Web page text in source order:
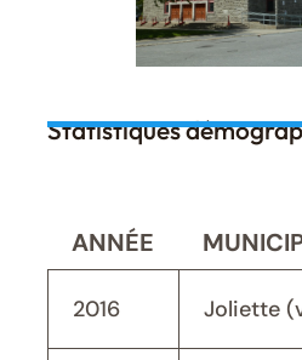
Statistiques
ANNÉE
2016 Joliette